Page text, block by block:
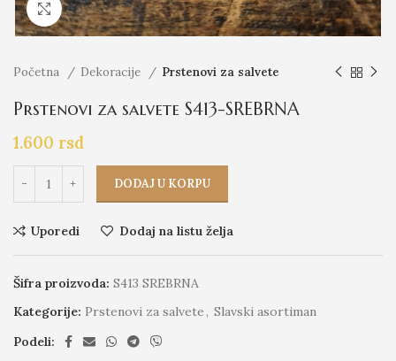
Click to enlarge
Početna Dekoracije Prstenovi za salvete
Prstenovi za salvete S413-SREBRNA
1.600 rsd
DODAJ U KORPU
Uporedi Dodaj na listu želja
Šifra proizvoda: S413 SREBRNA
Kategorije: Prstenovi za salvete, Slavski asortiman
Podeli: